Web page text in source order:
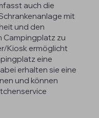
auch die
mit
und den
Campingplatz zu
Kiosk ermöglicht
eine
erhalten sie eine
und können